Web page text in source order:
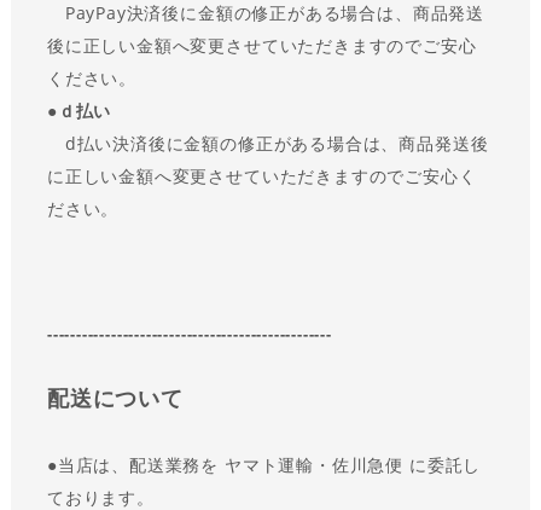
PayPay決済後に金額の修正がある場合は、商品発送
後に正しい金額へ変更させていただきますのでご安心
ください。
●ｄ払い
d払い決済後に金額の修正がある場合は、商品発送後
に正しい金額へ変更させていただきますのでご安心く
ださい。
-------------------------------------------------
配送について
●当店は、配送業務を ヤマト運輸・佐川急便 に委託し
ております。